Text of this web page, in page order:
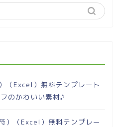
（Excel）無料テンプレート
のかわいい素材♪
）（Excel）無料テンプレー